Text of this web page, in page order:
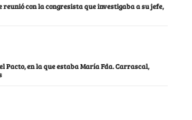
reunió con la congresista que investigaba a su jefe,
Pacto, en la que estaba María Fda. Carrascal,